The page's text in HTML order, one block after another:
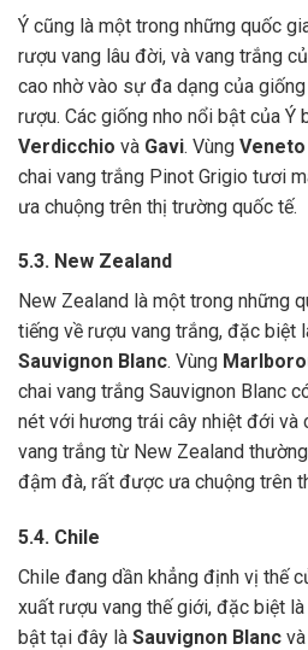
Ý cũng là một trong những quốc
rượu vang lâu đời, và vang trắng
cao nhờ vào sự đa dạng của
rượu. Các giống nho nổi bật của Ý
Verdicchio và Gavi. Vùng Veneto
chai vang trắng Pinot Grigio tươi
ưa chuộng trên thị trường quốc tế.
5.3. New Zealand
New Zealand là một trong những
tiếng về rượu vang trắng, đặc biệt
Sauvignon Blanc. Vùng
chai vang trắng Sauvignon Blanc
nét với hương trái cây nhiệt đới và
vang trắng từ New Zealand
đậm đà, rất được ưa chuộng trên
5.4. Chile
Chile đang dần khẳng định vị thế
xuất rượu vang thế giới, đặc biệt
bật tại đây là Sauvignon Blanc và